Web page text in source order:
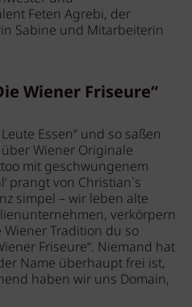
Feten Agrebi, der
Sabine und Mitarbeiterin
Wiener Friseure“
Essen“ und so saßen
Wiener Originale
mit geschwungenem
prangt von Christian`s
simpel – wir leben alte
verkörpern
Tradition du so
Friseure“. Niemand hat
Name überhaupt frei ist,
haben wir uns Domain,